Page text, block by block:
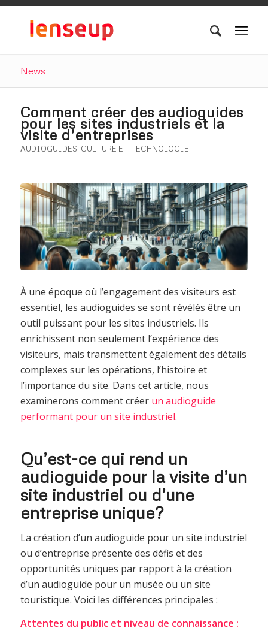
News
Comment créer des audioguides
pour les sites industriels et la
visite d’entreprises
AUDIOGUIDES, CULTURE ET TECHNOLOGIE
À une époque où l’engagement des visiteurs est
essentiel, les audioguides se sont révélés être un
outil puissant pour les sites industriels. Ils
enrichissent non seulement l’expérience des
visiteurs, mais transmettent également des détails
complexes sur les opérations, l’histoire et
l’importance du site. Dans cet article, nous
examinerons comment créer un audioguide
performant pour un site industriel.
Qu’est-ce qui rend un
audioguide pour la visite d’un
site industriel ou d’une
entreprise unique?
La création d’un audioguide pour un site industriel
ou d’entreprise présente des défis et des
opportunités uniques par rapport à la création
d’un audioguide pour un musée ou un site
touristique. Voici les différences principales :
Attentes du public et niveau de connaissance :